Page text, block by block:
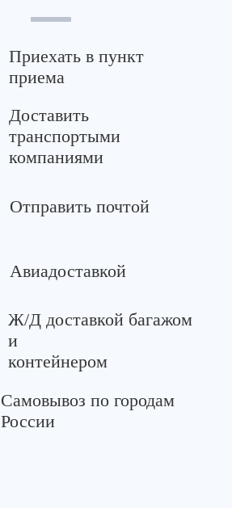
Приехать в пункт
приема
Доставить
транспортыми
компаниями
Отправить почтой
Авиадоставкой
Ж/Д доставкой багажом
и
контейнером
Самовывоз по городам
России